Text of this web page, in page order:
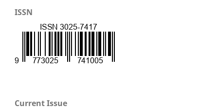
ISSN
Current Issue